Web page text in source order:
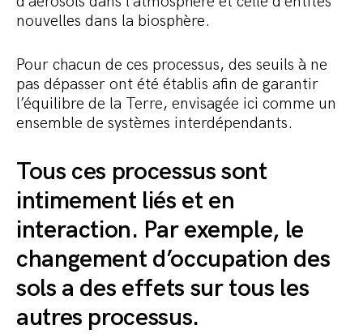
nouvelles dans la biosphère.
Pour chacun de ces processus, des seuils à ne
pas dépasser ont été établis afin de garantir
l’équilibre de la Terre, envisagée ici comme un
ensemble de systèmes interdépendants.
Tous ces processus sont
intimement liés et en
interaction. Par exemple, le
changement d’occupation des
sols a des effets sur tous les
autres processus.